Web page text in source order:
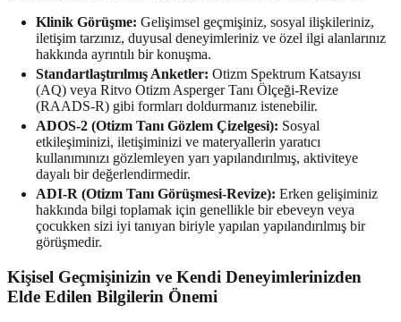
Klinik Görüşme: Gelişimsel geçmişiniz, sosyal ilişkileriniz,
iletişim tarzınız, duyusal deneyimleriniz ve özel ilgi alanlarınız
hakkında ayrıntılı bir konuşma.
Standartlaştırılmış Anketler: Otizm Spektrum Katsayısı
(AQ) veya Ritvo Otizm Asperger Tanı Ölçeği-Revize
(RAADS-R) gibi formları doldurmanız istenebilir.
ADOS-2 (Otizm Tanı Gözlem Çizelgesi): Sosyal
etkileşiminizi, iletişiminizi ve materyallerin yaratıcı
kullanımınızı gözlemleyen yarı yapılandırılmış, aktiviteye
dayalı bir değerlendirmedir.
ADI-R (Otizm Tanı Görüşmesi-Revize): Erken gelişiminiz
hakkında bilgi toplamak için genellikle bir ebeveyn veya
çocukken sizi iyi tanıyan biriyle yapılan yapılandırılmış bir
görüşmedir.
Kişisel Geçmişinizin ve Kendi Deneyimlerinizden
Elde Edilen Bilgilerin Önemi